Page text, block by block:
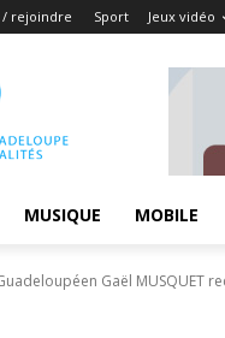
/ rejoindre Sport Jeux vidéo
MUSIQUE MOBILE
Gaël MUSQUET